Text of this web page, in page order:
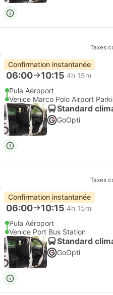
Taxes
Confirmation instantanée
06:00 10:15 4h 15m
Pula Aéroport
Venice Marco Polo Airport
Standard
GoOpti
Taxes
Confirmation instantanée
06:00 10:15 4h 15m
Pula Aéroport
Venice Port Bus Station
Standard
GoOpti